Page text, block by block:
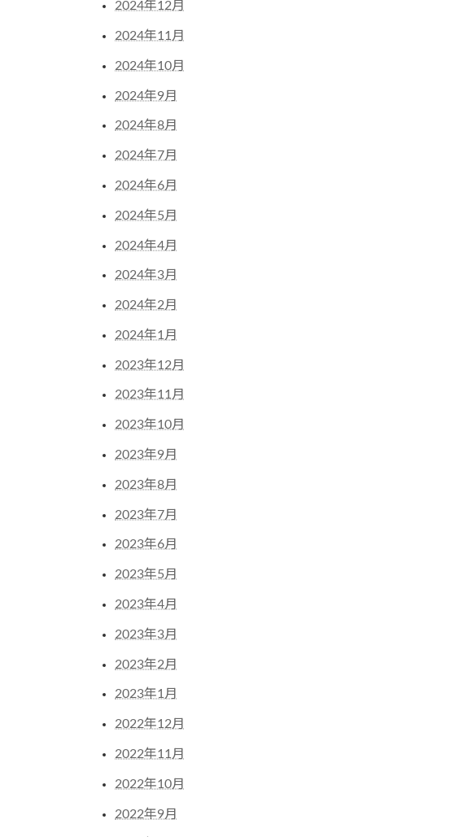
2024年12月
2024年11月
2024年10月
2024年9月
2024年8月
2024年7月
2024年6月
2024年5月
2024年4月
2024年3月
2024年2月
2024年1月
2023年12月
2023年11月
2023年10月
2023年9月
2023年8月
2023年7月
2023年6月
2023年5月
2023年4月
2023年3月
2023年2月
2023年1月
2022年12月
2022年11月
2022年10月
2022年9月